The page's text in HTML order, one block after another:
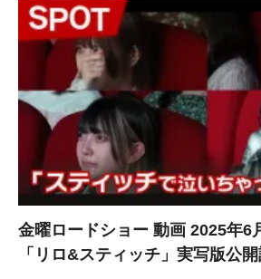
金曜ロードショー 動画 2025年6
「リロ&スティッチ」実写版公